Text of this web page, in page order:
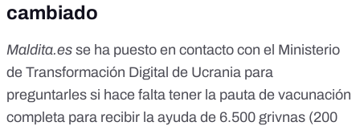
cambiado
Maldita.es se ha puesto en contacto con el Ministerio
de Transformación Digital de Ucrania para
preguntarles si hace falta tener la pauta de vacunación
completa para recibir la ayuda de 6.500 grivnas (200